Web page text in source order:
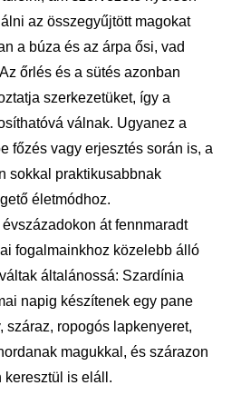
az összegyűjtött magokat
a búza és az árpa ősi, vad
őrlés és a sütés azonban
szerkezetüket, így a
válnak. Ugyanez a
főzés vagy erjesztés során is, a
sokkal praktikusabbnak
életmódhoz.
át fennmaradt
fogalmainkhoz közelebb álló
általánossá: Szardínia
napig készítenek egy pane
száraz, ropogós lapkenyeret,
magukkal, és szárazon
keresztül is eláll.